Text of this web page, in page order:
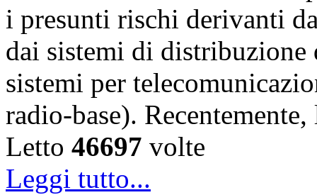
i presunti rischi derivanti
dai sistemi di distribuzione
sistemi per
radio-base).
Letto 46697 volte
Leggi tutto...